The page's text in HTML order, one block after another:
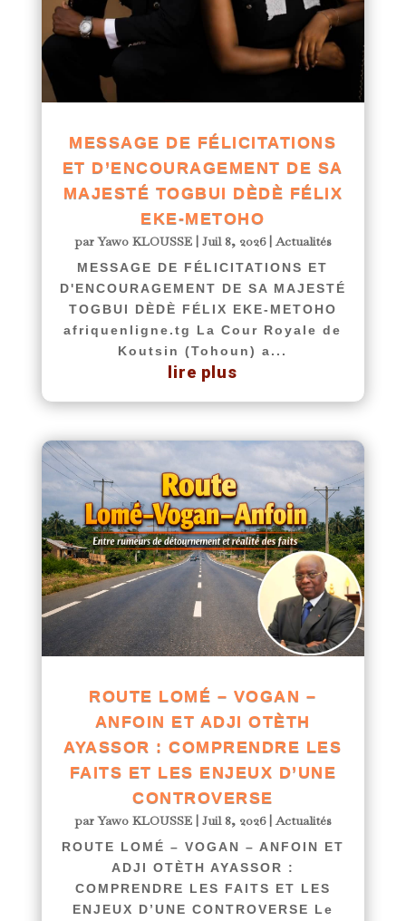
MESSAGE DE FÉLICITATIONS
ET D’ENCOURAGEMENT DE SA
MAJESTÉ TOGBUI DÈDÈ FÉLIX
EKE-METOHO
parYawo KLOUSSE| Juil 8, 2026|Actualités
MESSAGE DE FÉLICITATIONS ET
D'ENCOURAGEMENT DE SA MAJESTÉ
TOGBUI DÈDÈ FÉLIX EKE-METOHO
afriquenligne.tg La Cour Royale de
Koutsin (Tohoun) a...
lire plus
ROUTE LOMÉ – VOGAN –
ANFOIN ET ADJI OTÈTH
AYASSOR : COMPRENDRE LES
FAITS ET LES ENJEUX D’UNE
CONTROVERSE
parYawo KLOUSSE| Juil 8, 2026|Actualités
ROUTE LOMÉ – VOGAN – ANFOIN ET
ADJI OTÈTH AYASSOR :
COMPRENDRE LES FAITS ET LES
ENJEUX D’UNE CONTROVERSE Le